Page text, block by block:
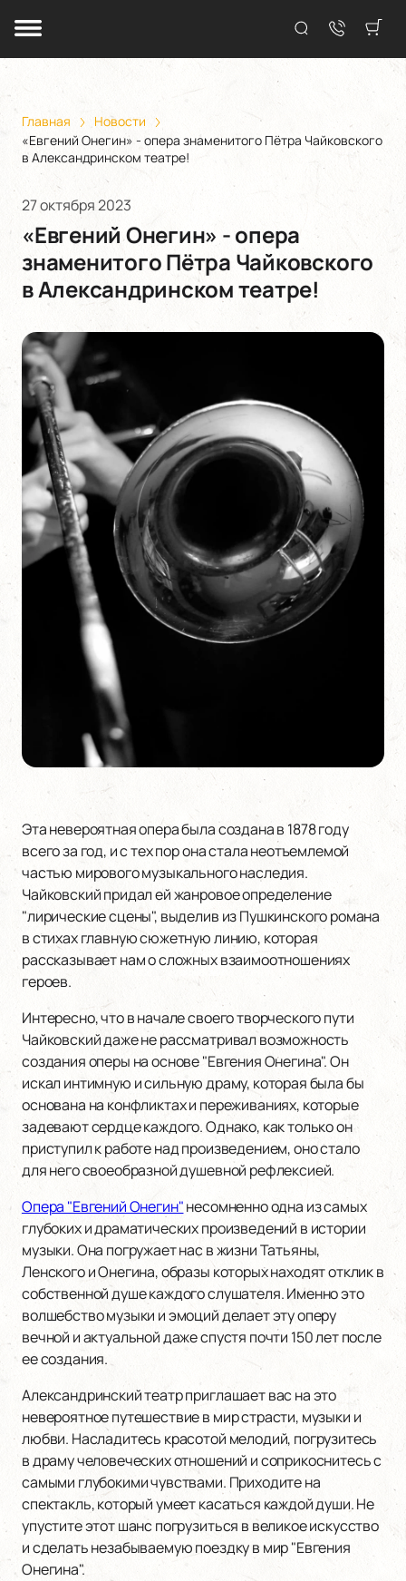
Главная
Новости
«Евгений Онегин» - опера знаменитого Пётра Чайковского
в Александринском театре!
27 октября 2023
«Евгений Онегин» - опера
знаменитого Пётра Чайковского
в Александринском театре!
Эта невероятная опера была создана в 1878 году
всего за год, и с тех пор она стала неотъемлемой
частью мирового музыкального наследия.
Чайковский придал ей жанровое определение
"лирические сцены", выделив из Пушкинского романа
в стихах главную сюжетную линию, которая
рассказывает нам о сложных взаимоотношениях
героев.
Интересно, что в начале своего творческого пути
Чайковский даже не рассматривал возможность
создания оперы на основе "Евгения Онегина". Он
искал интимную и сильную драму, которая была бы
основана на конфликтах и переживаниях, которые
задевают сердце каждого. Однако, как только он
приступил к работе над произведением, оно стало
для него своеобразной душевной рефлексией.
Опера "Евгений Онегин"несомненно одна из самых
глубоких и драматических произведений в истории
музыки. Она погружает нас в жизни Татьяны,
Ленского и Онегина, образы которых находят отклик в
собственной душе каждого слушателя. Именно это
волшебство музыки и эмоций делает эту оперу
вечной и актуальной даже спустя почти 150 лет после
ее создания.
Александринский театр приглашает вас на это
невероятное путешествие в мир страсти, музыки и
любви. Насладитесь красотой мелодий, погрузитесь
в драму человеческих отношений и соприкоснитесь с
самыми глубокими чувствами. Приходите на
спектакль, который умеет касаться каждой души. Не
упустите этот шанс погрузиться в великое искусство
и сделать незабываемую поездку в мир "Евгения
Онегина".